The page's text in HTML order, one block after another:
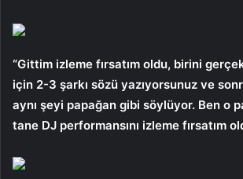
“Gittim izleme fırsatım oldu, birini
için 2-3 şarkı sözü yazıyorsunuz ve
aynı şeyi papağan gibi söylüyor. Ben o
tane DJ performansını izleme fırsatım